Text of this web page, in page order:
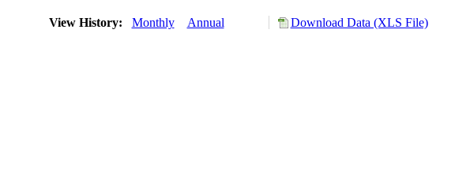
View History: Monthly Annual Download Data (XLS File)